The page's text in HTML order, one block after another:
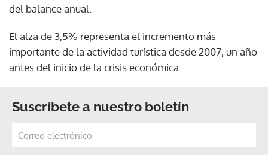
del balance anual.
El alza de 3,5% representa el incremento más
importante de la actividad turística desde 2007, un año
antes del inicio de la crisis económica.
Suscríbete a nuestro boletín